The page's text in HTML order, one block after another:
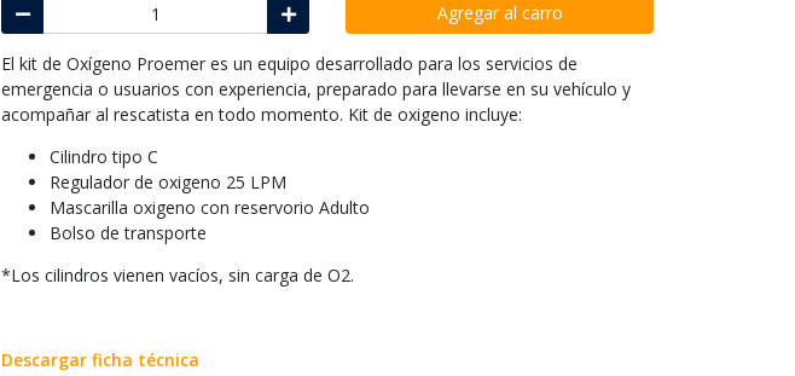
Agregar al carro
El kit de Oxígeno Proemer es un equipo desarrollado para los servicios de
emergencia o usuarios con experiencia, preparado para llevarse en su vehículo y
acompañar al rescatista en todo momento. Kit de oxigeno incluye:
Cilindro tipo C
Regulador de oxigeno 25 LPM
Mascarilla oxigeno con reservorio Adulto
Bolso de transporte
*Los cilindros vienen vacíos, sin carga de O2.
Descargar ficha técnica